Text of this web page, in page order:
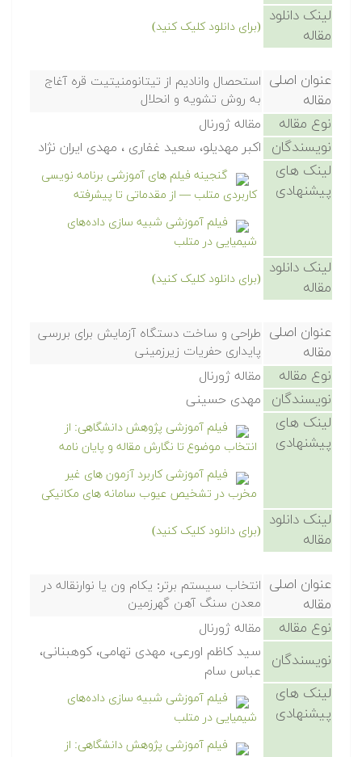
لینک دانلود
مقاله
(برای دانلود کلیک کنید)
عنوان اصلی
مقاله
استحصال وانادیم از تیتانومنیتیت قره آغاج
به روش تشویه و انحلال
نوع مقاله مقاله ژورنال
نویسندگان اکبر مهدیلو، سعید غفاری ، مهدی ایران نژاد
لینک های
پیشنهادی
گنجینه فیلم های آموزشی برنامه نویسی
کاربردی متلب — از مقدماتی تا پیشرفته
فیلم آموزشی شبیه سازی داده‌های
شیمیایی در متلب
لینک دانلود
مقاله
(برای دانلود کلیک کنید)
عنوان اصلی
مقاله
طراحی و ساخت دستگاه آزمایش برای بررسی
پایداری حفریات زیرزمینی
نوع مقاله مقاله ژورنال
نویسندگان مهدی حسینی
لینک های
پیشنهادی
فیلم آموزشی پژوهش دانشگاهی: از
انتخاب موضوع تا نگارش مقاله و پایان نامه
فیلم آموزشی کاربرد آزمون های غیر
مخرب در تشخیص عیوب سامانه های مکانیکی
لینک دانلود
مقاله
(برای دانلود کلیک کنید)
عنوان اصلی
مقاله
انتخاب سیستم برتر: یکام ون یا نوارنقاله در
معدن سنگ آهن گهرزمین
نوع مقاله مقاله ژورنال
نویسندگان
سید کاظم اورعی، مهدی تهامی، کوهبنانی،
عباس سام
لینک های
پیشنهادی
فیلم آموزشی شبیه سازی داده‌های
شیمیایی در متلب
فیلم آموزشی پژوهش دانشگاهی: از